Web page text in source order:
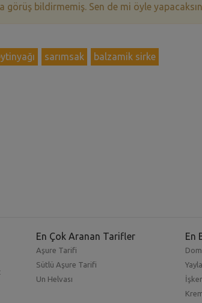
görüş bildirmemiş. Sen de mi öyle
sarımsak balzamik sirke
En Çok Aranan Tarifler
Aşure Tarifi
Sütlü Aşure Tarifi
Un Helvası
En